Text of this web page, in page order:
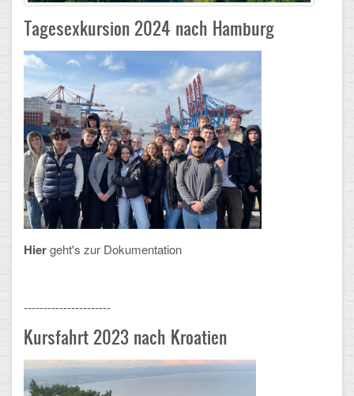
Schulalbum
SCHULLEBEN
Kollegium
Schulleitung
Schülervertretung
Gesamtelternvertretung
Schulsozialarbeit
Berufsorientierung
Arbeitsgemeinschaften
Tagesexkursion 2024 nach Hamburg
Hiergeht's zur Dokumentation
----------------------
Kursfahrt 2023 nach Kroatien